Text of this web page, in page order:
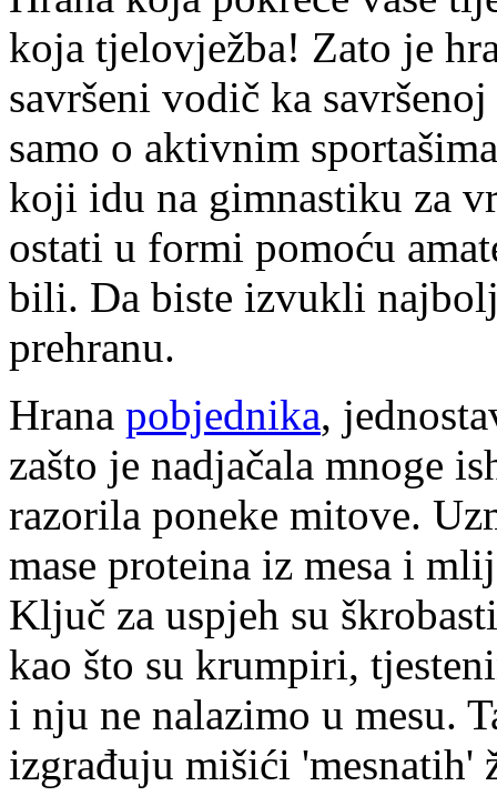
koja tjelovježba! Zato je
savršeni vodič ka
samo o aktivnim
koji idu na gimnastiku za
ostati u formi pomoću
bili. Da biste izvukli
prehranu.
Hrana pobjednika,
zašto je nadjačala mnoge
razorila poneke mitove.
mase proteina iz mesa i
Ključ za uspjeh su
kao što su krumpiri,
i nju ne nalazimo u mesu.
izgrađuju mišići 'mesnatih'